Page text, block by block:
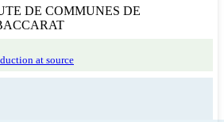
DE COMMUNES DE
at source